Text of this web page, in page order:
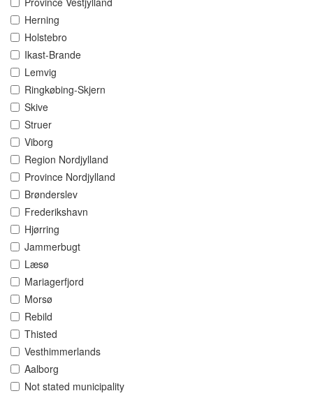
Herning
Holstebro
Ikast-Brande
Lemvig
Ringkøbing-Skjern
Skive
Struer
Viborg
Region Nordjylland
Province Nordjylland
Brønderslev
Frederikshavn
Hjørring
Jammerbugt
Læsø
Mariagerfjord
Morsø
Rebild
Thisted
Vesthimmerlands
Aalborg
Not stated municipality